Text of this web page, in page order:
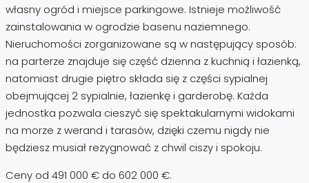
własny ogród i miejsce parkingowe. Istnieje możliwość
zainstalowania w ogrodzie basenu naziemnego.
Nieruchomości zorganizowane są w następujący sposób:
na parterze znajduje się część dzienna z kuchnią i łazienką,
natomiast drugie piętro składa się z części sypialnej
obejmującej 2 sypialnie, łazienkę i garderobę. Każda
jednostka pozwala cieszyć się spektakularnymi widokami
na morze z werand i tarasów, dzięki czemu nigdy nie
będziesz musiał rezygnować z chwil ciszy i spokoju.
Ceny od 491 000 € do 602 000 €.